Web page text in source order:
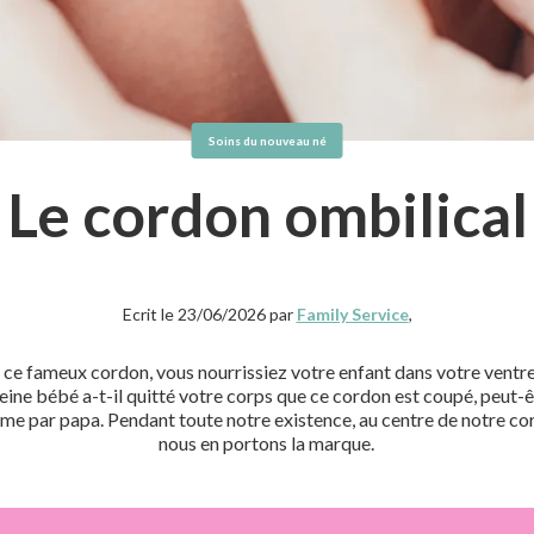
Soins du nouveau né
Le cordon ombilical
Ecrit le 23/06/2026 par Family Service,
ce fameux cordon, vous nourrissiez votre enfant dans votre
bébé a-t-il quitté votre corps que ce cordon est coupé, peut-
par papa. Pendant toute notre existence, au centre de notre
nous en portons la marque.